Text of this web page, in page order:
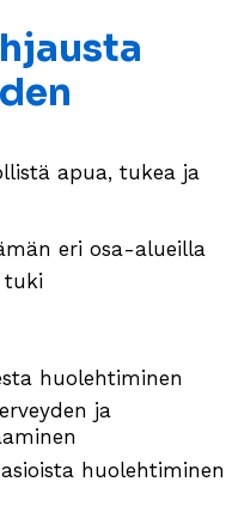
apua, tukea ja
eri osa-alueilla
tuki
huolehtiminen
ja
huolehtiminen